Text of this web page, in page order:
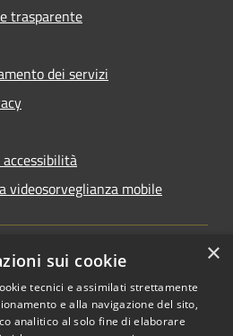
trasparente
dei servizi
videosorveglianza mobile
Copyright © 2026 • Comune di
Taranto • Powered by
×
sui cookie
tecnici e assimilati strettamente
e alla navigazione del sito,
analitico al solo fine di elaborare